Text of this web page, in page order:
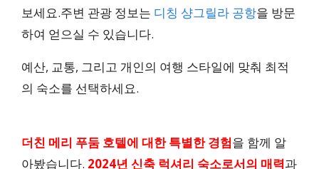
보세요.주변 관광 정보는 디칭 샹그릴라 공항을 방문
하여 얻으실 수 있습니다.
예산, 교통, 그리고 개인의 여행 스타일에 맞춰 최적
의 숙소를 선택하세요.
더친 메리 푸둠 호텔에 대한 특별한 경험을 함께 알
아봤습니다. 2024년 신축 럭셔리 숙소로서의 매력과